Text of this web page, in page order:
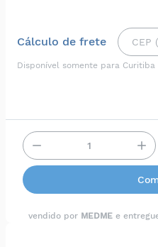
Cálculo de frete
Disponível somente para
vendido por MEDME e